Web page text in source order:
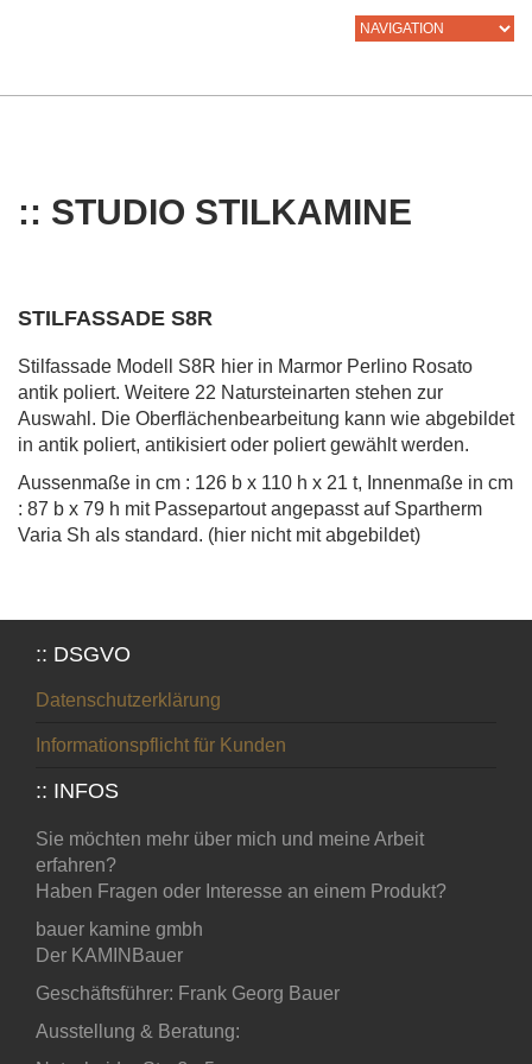
:: STUDIO STILKAMINE
STILFASSADE S8R
Stilfassade Modell S8R hier in Marmor Perlino Rosato
antik poliert. Weitere 22 Natursteinarten stehen zur
Auswahl. Die Oberflächenbearbeitung kann wie abgebildet
in antik poliert, antikisiert oder poliert gewählt werden.
Aussenmaße in cm : 126 b x 110 h x 21 t, Innenmaße in cm
: 87 b x 79 h mit Passepartout angepasst auf Spartherm
Varia Sh als standard. (hier nicht mit abgebildet)
:: DSGVO
Datenschutzerklärung
Informationspflicht für Kunden
:: INFOS
Sie möchten mehr über mich und meine Arbeit
erfahren?
Haben Fragen oder Interesse an einem Produkt?
bauer kamine gmbh
Der KAMINBauer
Geschäftsführer: Frank Georg Bauer
Ausstellung & Beratung: